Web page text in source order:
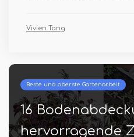
Vivien Tang
Beste und oberste Gartenarbeit
16
hervorragende